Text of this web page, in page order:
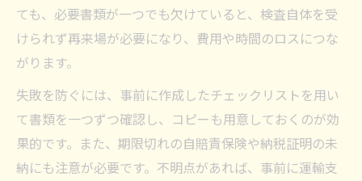
ても、必要書類が一つでも欠けていると、検査自体を受
けられず再来場が必要になり、費用や時間のロスにつな
がります。
失敗を防ぐには、事前に作成したチェックリストを用い
て書類を一つずつ確認し、コピーも用意しておくのが効
果的です。また、期限切れの自賠責保険や納税証明の未
納にも注意が必要です。不明点があれば、事前に運輸支